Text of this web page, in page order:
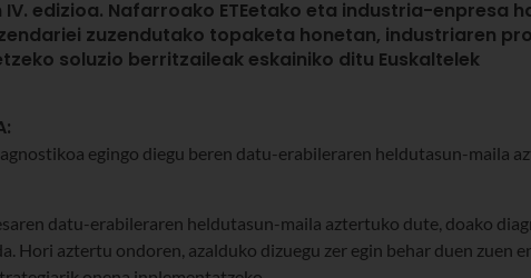
IV. edizioa. Nafarroako ETEetako eta industria-enpresa
zuzendutako topaketa honetan, industriaren
ko soluzio berritzaileak eskainiko ditu Euskaltelek
egingo diegu beren datu-erabileraren heldutasun-maila
datu-erabileraren heldutasun-maila aztertuko dute, doako
Hori aztertu ondoren, azalduko dizuegu zer egin behar duen zuen